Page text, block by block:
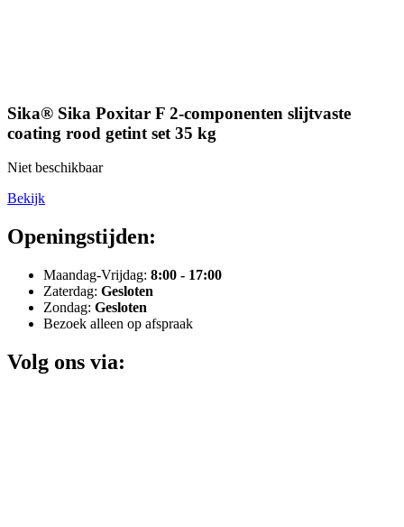
Sika® Sika Poxitar F 2-componenten slijtvaste
coating rood getint set 35 kg
Niet beschikbaar
Bekijk
Openingstijden:
Maandag-Vrijdag: 8:00 - 17:00
Zaterdag: Gesloten
Zondag: Gesloten
Bezoek alleen op afspraak
Volg ons via: